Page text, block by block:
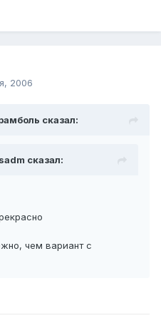
2006
сказал:
сказал:
чем вариант с